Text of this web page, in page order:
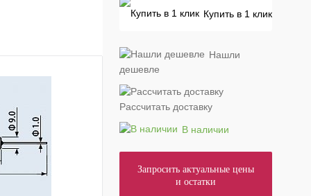
Купить в 1 клик
Нашли
дешевле
Рассчитать доставку
В наличии
Запросить актуальные цены
и остатки